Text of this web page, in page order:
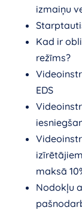
izmaiņu
Kad ir
režīms?
EDS
maksā
Nodokļu